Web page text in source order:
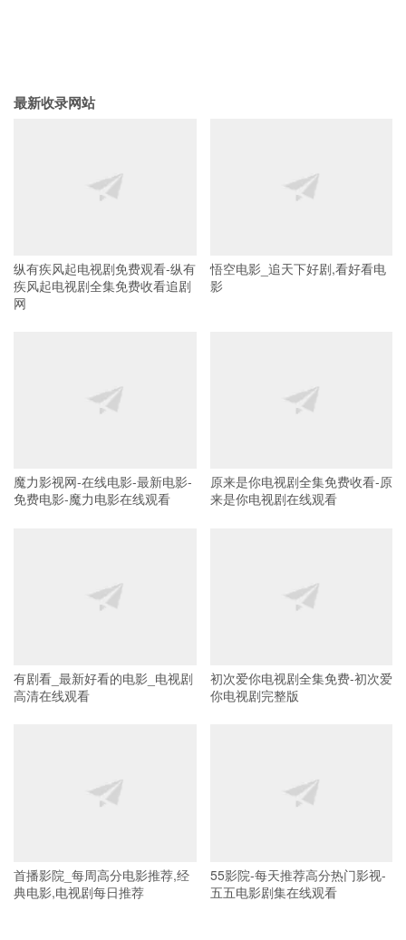
最新收录网站
纵有疾风起电视剧免费观看-纵有
疾风起电视剧全集免费收看追剧
网
悟空电影_追天下好剧,看好看电
影
魔力影视网-在线电影-最新电影-
免费电影-魔力电影在线观看
原来是你电视剧全集免费收看-原
来是你电视剧在线观看
有剧看_最新好看的电影_电视剧
高清在线观看
初次爱你电视剧全集免费-初次爱
你电视剧完整版
首播影院_每周高分电影推荐,经
典电影,电视剧每日推荐
55影院-每天推荐高分热门影视-
五五电影剧集在线观看